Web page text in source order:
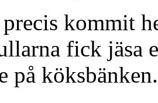
kommit
fick jäsa
på